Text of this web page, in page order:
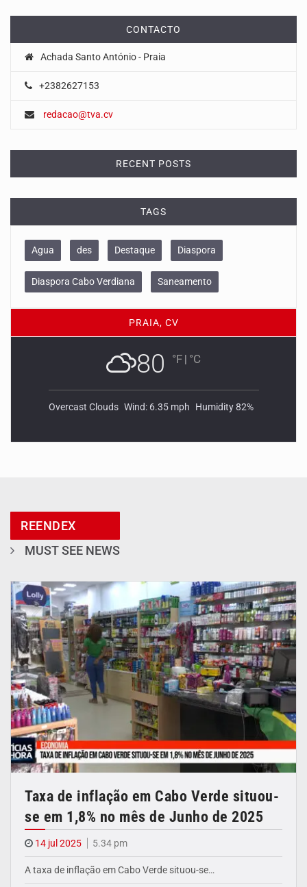
CONTACTO
Achada Santo António - Praia
+2382627153
redacao@tva.cv
RECENT POSTS
TAGS
Agua des Destaque Diaspora
Diaspora Cabo Verdiana Saneamento
PRAIA, CV
80 °F | °C
Overcast Clouds Wind: 6.35 mph Humidity 82%
REENDEX
MUST SEE NEWS
Taxa de inflação em Cabo Verde situou-
se em 1,8% no mês de Junho de 2025
14 jul 2025 5.34 pm
A taxa de inflação em Cabo Verde situou-se…